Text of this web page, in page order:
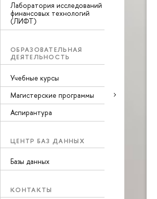
Лаборатория исследований
финансовых технологий
(ЛИФТ)
ОБРАЗОВАТЕЛЬНАЯ
ДЕЯТЕЛЬНОСТЬ
Учебные курсы
Магистерские программы
Аспирантура
ЦЕНТР БАЗ ДАННЫХ
Базы данных
КОНТАКТЫ